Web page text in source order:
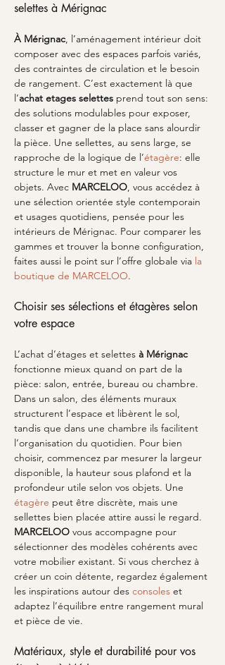
selettes à Mérignac
À Mérignac, l’aménagement intérieur doit
composer avec des espaces parfois variés,
des contraintes de circulation et le besoin
de rangement. C’est exactement là que
l’achat etages selettes prend tout son sens:
des solutions modulables pour exposer,
classer et gagner de la place sans alourdir
la pièce. Une sellettes, au sens large, se
rapproche de la logique de l’étagère: elle
structure le mur et met en valeur vos
objets. Avec MARCELOO, vous accédez à
une sélection orientée style contemporain
et usages quotidiens, pensée pour les
intérieurs de Mérignac. Pour comparer les
gammes et trouver la bonne configuration,
faites aussi le point sur l’offre globale via la
boutique de MARCELOO.
Choisir ses sélections et étagères selon
votre espace
L’achat d’étages et selettes à Mérignac
fonctionne mieux quand on part de la
pièce: salon, entrée, bureau ou chambre.
Dans un salon, des éléments muraux
structurent l’espace et libèrent le sol,
tandis que dans une chambre ils facilitent
l’organisation du quotidien. Pour bien
choisir, commencez par mesurer la largeur
disponible, la hauteur sous plafond et la
profondeur utile selon vos objets. Une
étagère peut être discrète, mais une
sellettes bien placée attire aussi le regard.
MARCELOO vous accompagne pour
sélectionner des modèles cohérents avec
votre mobilier existant. Si vous cherchez à
créer un coin détente, regardez également
les inspirations autour des consoles et
adaptez l’équilibre entre rangement mural
et pièce de vie.
Matériaux, style et durabilité pour vos